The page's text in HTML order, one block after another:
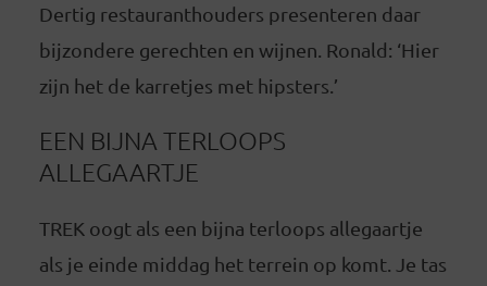
Dertig restauranthouders presenteren daar
bijzondere gerechten en wijnen. Ronald: ‘Hier
zijn het de karretjes met hipsters.’
EEN BIJNA TERLOOPS
ALLEGAARTJE
TREK oogt als een bijna terloops allegaartje
als je einde middag het terrein op komt. Je tas